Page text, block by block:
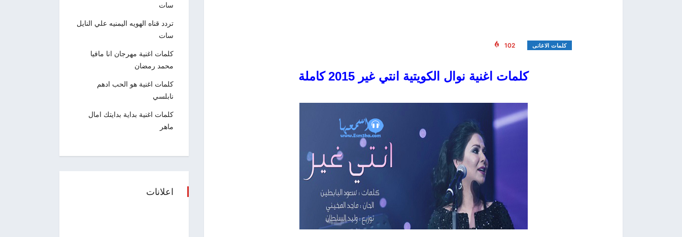
كلمات الاغانى 102
كلمات اغنية نوال الكويتية انتي غير 2015 كاملة
سات
تردد قناه الهويه اليمنيه علي النايل
سات
كلمات اغنية مهرجان انا مافيا
محمد رمضان
كلمات اغنية هو الحب ادهم
نابلسي
كلمات اغنية بداية بدايتك امال
ماهر
اعلانات